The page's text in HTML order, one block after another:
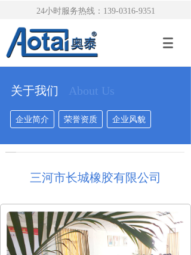
24小时服务热线：139-0316-9351
关于我们 About Us
企业简介 荣誉资质 企业风貌
三河市长城橡胶有限公司